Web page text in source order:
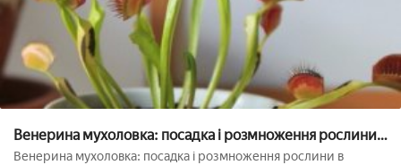
Венерина мухоловка: посадка і розмноження рослини в
домашніх умовах
Венерина мухоловка: посадка і розмноження рослини в